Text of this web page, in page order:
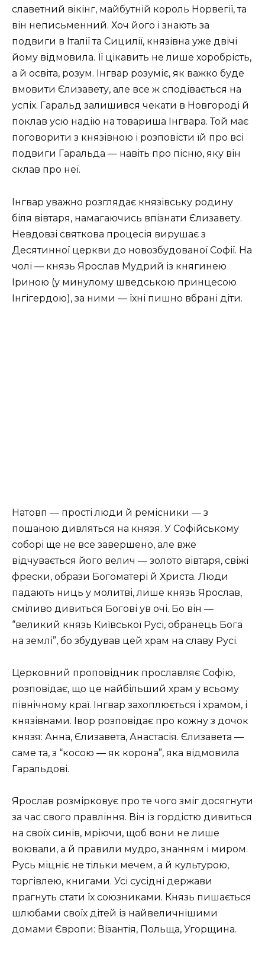
славетний вікінг, майбутній король Норвегії, та
він неписьменний. Хоч його і знають за
подвиги в Італії та Сицилії, князівна уже двічі
йому відмовила. Її цікавить не лише хоробрість,
а й освіта, розум. Інгвар розуміє, як важко буде
вмовити Єлизавету, але все ж сподівається на
успіх. Гаральд залишився чекати в Новгороді й
поклав усю надію на товариша Інгвара. Той має
поговорити з князівною і розповісти їй про всі
подвиги Гаральда — навіть про пісню, яку він
склав про неї.
Інгвар уважно розглядає князівську родину
біля вівтаря, намагаючись впізнати Єлизавету.
Невдовзі святкова процесія вирушає з
Десятинної церкви до новозбудованої Софії. На
чолі — князь Ярослав Мудрий із княгинею
Іриною (у минулому шведською принцесою
Інгігердою), за ними — їхні пишно вбрані діти.
Натовп — прості люди й ремісники — з
пошаною дивляться на князя. У Софійському
соборі ще не все завершено, але вже
відчувається його велич — золото вівтаря, свіжі
фрески, образи Богоматері й Христа. Люди
падають ниць у молитві, лише князь Ярослав,
сміливо дивиться Богові ув очі. Бо він —
“великий князь Київської Русі, обранець Бога
на землі”, бо збудував цей храм на славу Русі.
Церковний проповідник прославляє Софію,
розповідає, що це найбільший храм у всьому
північному краї. Інгвар захоплюється і храмом, і
князівнами. Івор розповідає про кожну з дочок
князя: Анна, Єлизавета, Анастасія. Єлизавета —
саме та, з “косою — як корона”, яка відмовила
Гаральдові.
Ярослав розмірковує про те чого зміг досягнути
за час свого правління. Він із гордістю дивиться
на своїх синів, мріючи, щоб вони не лише
воювали, а й правили мудро, знанням і миром.
Русь міцніє не тільки мечем, а й культурою,
торгівлею, книгами. Усі сусідні держави
прагнуть стати їх союзниками. Князь пишається
шлюбами своїх дітей із найвеличнішими
домами Європи: Візантія, Польща, Угорщина.